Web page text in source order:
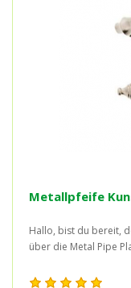
Metallpfeife
Hallo, bist du bereit,
über die Metal Pipe